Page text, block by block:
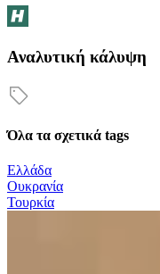
Αναλυτική κάλυψη
Όλα τα σχετικά tags
Ελλάδα
Ουκρανία
Τουρκία